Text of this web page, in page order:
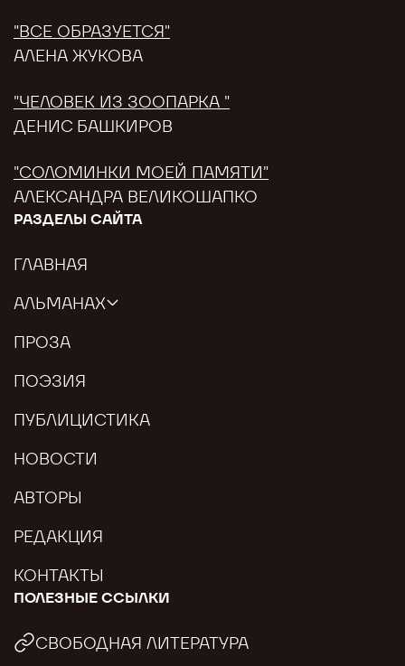
"ВСЕ ОБРАЗУЕТСЯ"
АЛЕНА ЖУКОВА
"ЧЕЛОВЕК ИЗ ЗООПАРКА "
ДЕНИС БАШКИРОВ
"СОЛОМИНКИ МОЕЙ ПАМЯТИ"
АЛЕКСАНДРА ВЕЛИКОШАПКО
РАЗДЕЛЫ САЙТА
ГЛАВНАЯ
АЛЬМАНАХ
ПРОЗА
ПОЭЗИЯ
ПУБЛИЦИСТИКА
НОВОСТИ
АВТОРЫ
РЕДАКЦИЯ
КОНТАКТЫ
ПОЛЕЗНЫЕ ССЫЛКИ
СВОБОДНАЯ ЛИТЕРАТУРА